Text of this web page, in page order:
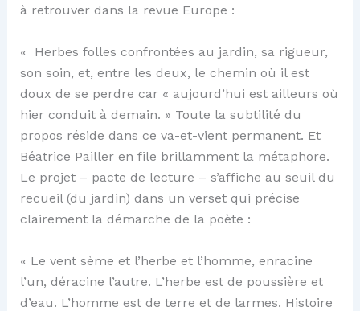
à retrouver dans la revue Europe :
« Herbes folles confrontées au jardin, sa rigueur,
son soin, et, entre les deux, le chemin où il est
doux de se perdre car « aujourd’hui est ailleurs où
hier conduit à demain. » Toute la subtilité du
propos réside dans ce va-et-vient permanent. Et
Béatrice Pailler en file brillamment la métaphore.
Le projet – pacte de lecture – s’affiche au seuil du
recueil (du jardin) dans un verset qui précise
clairement la démarche de la poète :
« Le vent sème et l’herbe et l’homme, enracine
l’un, déracine l’autre. L’herbe est de poussière et
d’eau. L’homme est de terre et de larmes. Histoire